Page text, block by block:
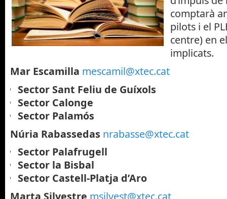
comptarà
pilots i el
centre) en
implicats.
Mar Escamilla mescamil@xtec.cat
Sector Sant Feliu de Guíxols
Sector Calonge
Sector Palamós
Núria Rabassedas nrabasse@xtec.cat
Sector Palafrugell
Sector la Bisbal
Sector Castell-Platja d’Aro